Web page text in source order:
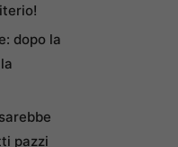
dopo la
pazzi